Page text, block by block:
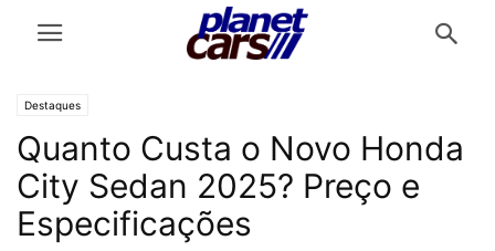
Destaques
Quanto Custa o Novo Honda
City Sedan 2025? Preço e
Especificações